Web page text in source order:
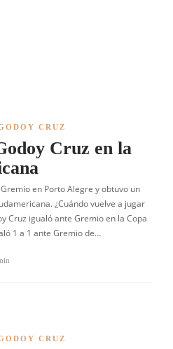
CRUZ
Cruz en la
en Porto Alegre y obtuvo un
¿Cuándo vuelve a jugar
Cruz igualó ante Gremio en la Copa
1 a 1 ante Gremio de…
CRUZ